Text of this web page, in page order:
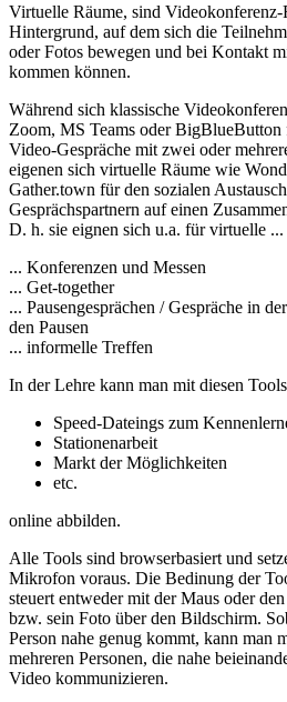
Virtuelle Räume, sind
Hintergrund, auf dem sich die
oder Fotos bewegen und bei Kontakt
kommen können.
Während sich klassische
Zoom, MS Teams oder BigBlueButton
Video-Gespräche mit zwei oder
eigenen sich virtuelle Räume wie
Gather.town für den sozialen
Gesprächspartnern auf einen
D. h. sie eignen sich u.a. für virtuelle ...
... Konferenzen und Messen
... Get-together
... Pausengesprächen / Gespräche in
den Pausen
... informelle Treffen
In der Lehre kann man mit diesen
Speed-Dateings zum
Stationenarbeit
Markt der Möglichkeiten
etc.
online abbilden.
Alle Tools sind browserbasiert und
Mikrofon voraus. Die Bedinung der
steuert entweder mit der Maus oder
bzw. sein Foto über den Bildschirm.
Person nahe genug kommt, kann man
mehreren Personen, die nahe
Video kommunizieren.